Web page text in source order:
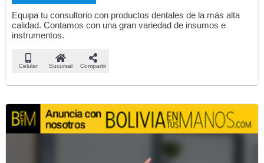
Equipa tu consultorio con productos dentales de la más alta
calidad. Contamos con una gran variedad de insumos e
instrumentos.
Celular Sucursal Compartir